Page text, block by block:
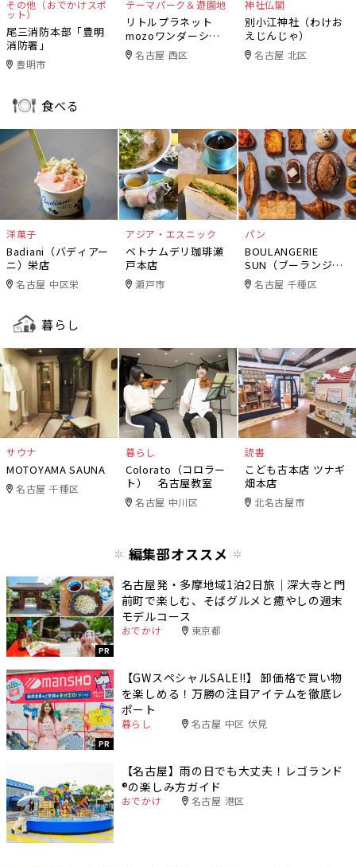
その他（おでかけスポ
ット）
尾三消防本部「豊明
消防署」
豊明市
テーマパーク＆遊園地
リトルプラネット
mozoワンダーシテ
ィ 名古屋 西区
神社仏閣
別小江神社（わけお
えじんじゃ）
名古屋 北区
食べる
洋菓子
Badiani（バディアー
ニ）栄店
名古屋 中区栄
アジア・エスニック
ベトナムデリ珈琲瀬
戸本店
瀬戸市
パン
BOULANGERIE
SUN（ブーランジェ
リー・サン）
名古屋 千種区
暮らし
サウナ
MOTOYAMA SAUNA
名古屋 千種区
暮らし
Colorato（コロラー
ト） 名古屋教室
名古屋 中川区
読書
こども古本店 ツナギ
畑本店
北名古屋市
編集部オススメ
PR
名古屋発・多摩地域1泊2日旅｜深大寺と門
前町で楽しむ、そばグルメと癒やしの週末
モデルコース
おでかけ 東京都
PR
【GWスペシャルSALE‼︎】 卸価格で買い物
を楽しめる！万勝の注目アイテムを徹底レ
ポート
暮らし 名古屋 中区 伏見
【名古屋】雨の日でも大丈夫！レゴランド
®️の楽しみ方ガイド
おでかけ 名古屋 港区